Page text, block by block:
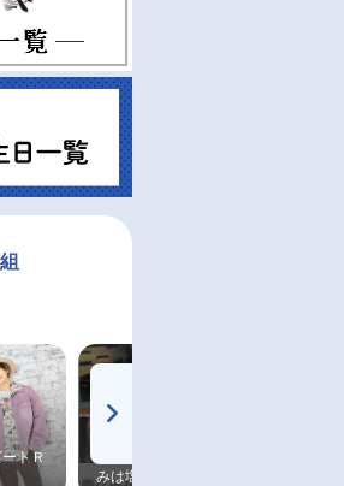
トＲ
みは塩だけ